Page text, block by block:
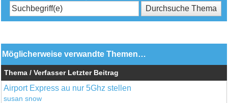
Möglicherweise verwandte Themen…
Thema / Verfasser Letzter Beitrag
Airport Express au nur 5Ghz stellen
susan snow